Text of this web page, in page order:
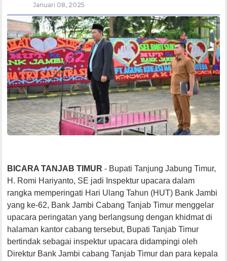
Januari 08, 2025
BICARA TANJAB TIMUR - Bupati Tanjung Jabung Timur,
H. Romi Hariyanto, SE jadi Inspektur upacara dalam
rangka memperingati Hari Ulang Tahun (HUT) Bank Jambi
yang ke-62, Bank Jambi Cabang Tanjab Timur menggelar
upacara peringatan yang berlangsung dengan khidmat di
halaman kantor cabang tersebut, Bupati Tanjab Timur
bertindak sebagai inspektur upacara didampingi oleh
Direktur Bank Jambi cabang Tanjab Timur dan para kepala